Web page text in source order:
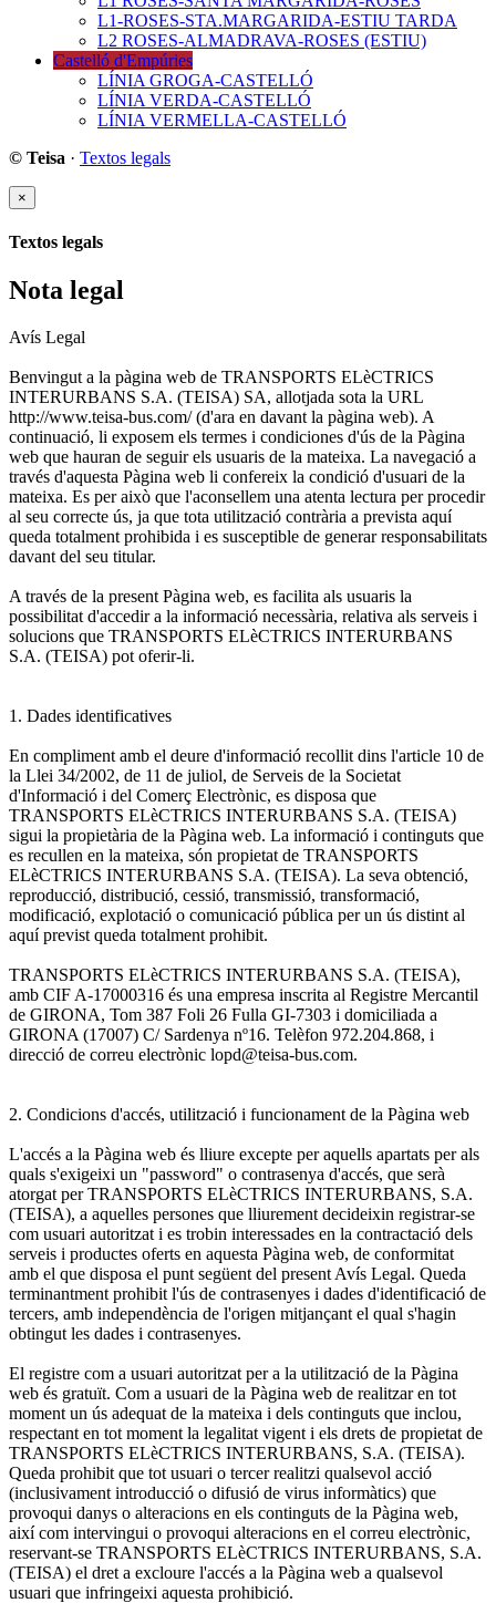
L1-ROSES-STA.MARGARIDA-ESTIU TARDA
L2 ROSES-ALMADRAVA-ROSES (ESTIU)
Castelló d'Empúries
LÍNIA GROGA-CASTELLÓ
LÍNIA VERDA-CASTELLÓ
LÍNIA VERMELLA-CASTELLÓ
© Teisa · Textos legals
×
Textos legals
Nota legal
Avís Legal
Benvingut a la pàgina web de TRANSPORTS ELèCTRICS
INTERURBANS S.A. (TEISA) SA, allotjada sota la URL
http://www.teisa-bus.com/ (d'ara en davant la pàgina web). A
continuació, li exposem els termes i condiciones d'ús de la Pàgina
web que hauran de seguir els usuaris de la mateixa. La navegació a
través d'aquesta Pàgina web li confereix la condició d'usuari de la
mateixa. Es per això que l'aconsellem una atenta lectura per procedir
al seu correcte ús, ja que tota utilització contrària a prevista aquí
queda totalment prohibida i es susceptible de generar responsabilitats
davant del seu titular.
A través de la present Pàgina web, es facilita als usuaris la
possibilitat d'accedir a la informació necessària, relativa als serveis i
solucions que TRANSPORTS ELèCTRICS INTERURBANS
S.A. (TEISA) pot oferir-li.
1. Dades identificatives
En compliment amb el deure d'informació recollit dins l'article 10 de
la Llei 34/2002, de 11 de juliol, de Serveis de la Societat
d'Informació i del Comerç Electrònic, es disposa que
TRANSPORTS ELèCTRICS INTERURBANS S.A. (TEISA)
sigui la propietària de la Pàgina web. La informació i continguts que
es recullen en la mateixa, són propietat de TRANSPORTS
ELèCTRICS INTERURBANS S.A. (TEISA). La seva obtenció,
reproducció, distribució, cessió, transmissió, transformació,
modificació, explotació o comunicació pública per un ús distint al
aquí previst queda totalment prohibit.
TRANSPORTS ELèCTRICS INTERURBANS S.A. (TEISA),
amb CIF A-17000316 és una empresa inscrita al Registre Mercantil
de GIRONA, Tom 387 Foli 26 Fulla GI-7303 i domiciliada a
GIRONA (17007) C/ Sardenya nº16. Telèfon 972.204.868, i
direcció de correu electrònic lopd@teisa-bus.com.
2. Condicions d'accés, utilització i funcionament de la Pàgina web
L'accés a la Pàgina web és lliure excepte per aquells apartats per als
quals s'exigeixi un "password" o contrasenya d'accés, que serà
atorgat per TRANSPORTS ELèCTRICS INTERURBANS, S.A.
(TEISA), a aquelles persones que lliurement decideixin registrar-se
com usuari autoritzat i es trobin interessades en la contractació dels
serveis i productes oferts en aquesta Pàgina web, de conformitat
amb el que disposa el punt següent del present Avís Legal. Queda
terminantment prohibit l'ús de contrasenyes i dades d'identificació de
tercers, amb independència de l'origen mitjançant el qual s'hagin
obtingut les dades i contrasenyes.
El registre com a usuari autoritzat per a la utilització de la Pàgina
web és gratuït. Com a usuari de la Pàgina web de realitzar en tot
moment un ús adequat de la mateixa i dels continguts que inclou,
respectant en tot moment la legalitat vigent i els drets de propietat de
TRANSPORTS ELèCTRICS INTERURBANS, S.A. (TEISA).
Queda prohibit que tot usuari o tercer realitzi qualsevol acció
(inclusivament introducció o difusió de virus informàtics) que
provoqui danys o alteracions en els continguts de la Pàgina web,
així com intervingui o provoqui alteracions en el correu electrònic,
reservant-se TRANSPORTS ELèCTRICS INTERURBANS, S.A.
(TEISA) el dret a excloure l'accés a la Pàgina web a qualsevol
usuari que infringeixi aquesta prohibició.